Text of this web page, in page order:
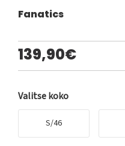
Fanatics
139,90€
Valitse koko
S/46